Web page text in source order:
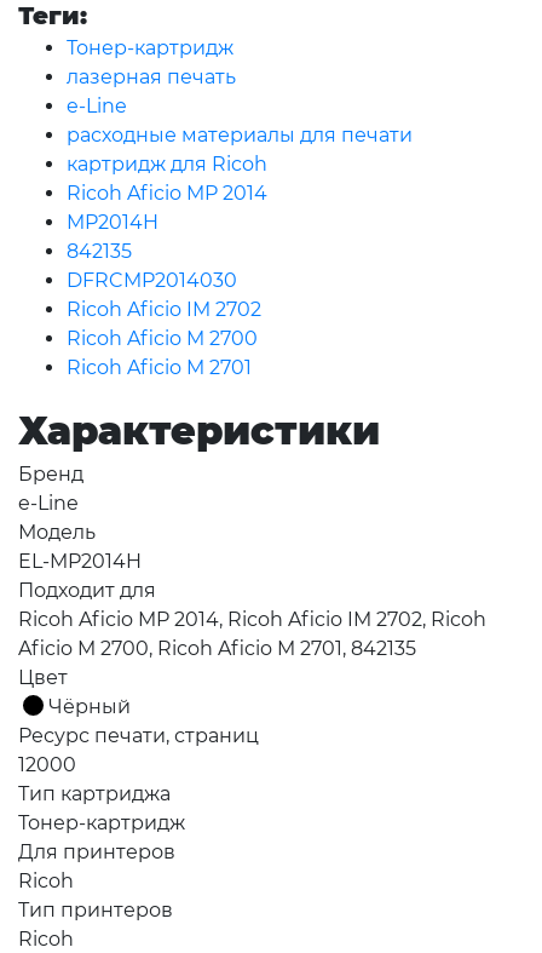
Теги:
Тонер-картридж
лазерная печать
e-Line
расходные материалы для печати
картридж для Ricoh
Ricoh Aficio MP 2014
MP2014H
842135
DFRCMP2014030
Ricoh Aficio IM 2702
Ricoh Aficio M 2700
Ricoh Aficio M 2701
Характеристики
Бренд
e-Line
Модель
EL-MP2014H
Подходит для
Ricoh Aficio MP 2014, Ricoh Aficio IM 2702, Ricoh
Aficio M 2700, Ricoh Aficio M 2701, 842135
Цвет
Чёрный
Ресурс печати, страниц
12000
Тип картриджа
Тонер-картридж
Для принтеров
Ricoh
Тип принтеров
Ricoh